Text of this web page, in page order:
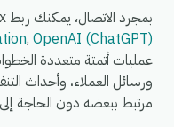
بمجرد الاتصال، يمكنك ربط Aramex بـ
, OpenAI (ChatGPT)
عمليات أتمتة متعددة
ورسائل العملاء، وأحداث
مرتبط ببعضه دون الحاجة